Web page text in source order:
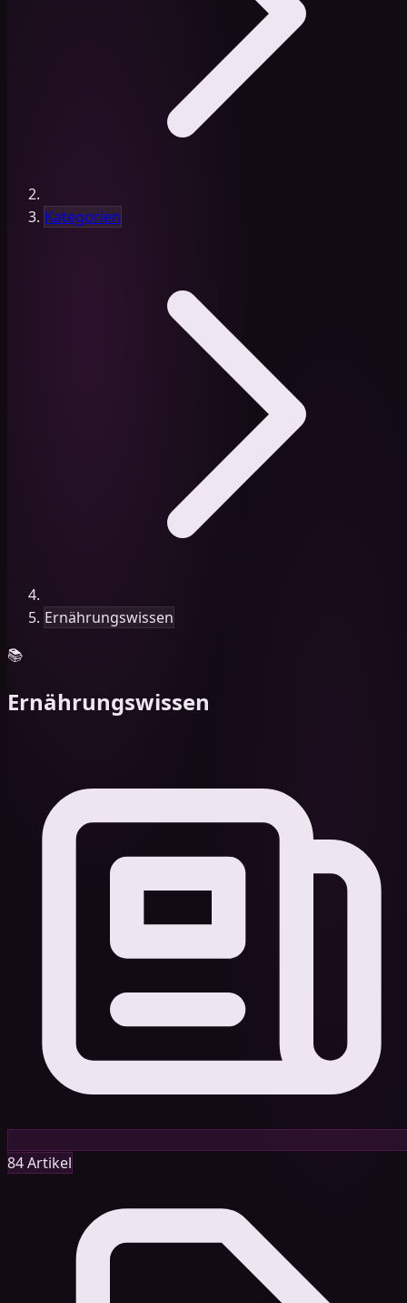
Kategorien
Ernährungswissen
📚
Ernährungswissen
84 Artikel